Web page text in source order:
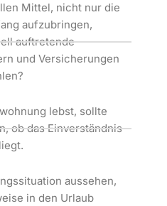
Mittel, nicht nur die
aufzubringen,
auftretende
und Versicherungen
lebst, sollte
ob das Einverständnis
aussehen,
in den Urlaub